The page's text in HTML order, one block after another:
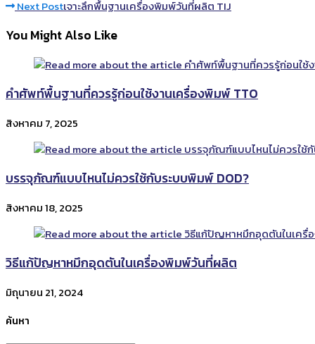
more
articles
Next Postเจาะลึกพื้นฐานเครื่องพิมพ์วันที่ผลิต TIJ
You Might Also Like
คำศัพท์พื้นฐานที่ควรรู้ก่อนใช้งานเครื่องพิมพ์ TTO
สิงหาคม 7, 2025
บรรจุภัณฑ์แบบไหนไม่ควรใช้กับระบบพิมพ์ DOD?
สิงหาคม 18, 2025
วิธีแก้ปัญหาหมึกอุดตันในเครื่องพิมพ์วันที่ผลิต
มิถุนายน 21, 2024
ค้นหา